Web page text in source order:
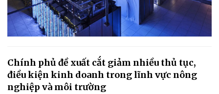
Chính phủ đề xuất cắt giảm nhiều thủ tục,
điều kiện kinh doanh trong lĩnh vực nông
nghiệp và môi trường